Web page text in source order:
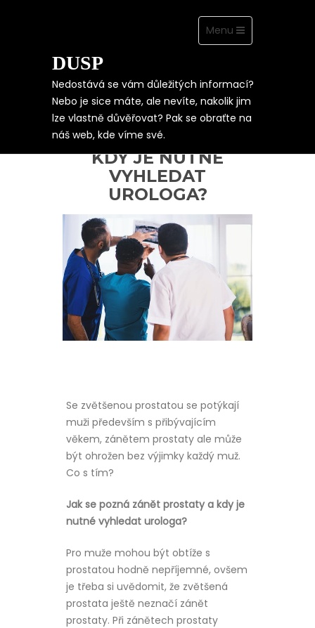
Toggle
navigation
Menu
DUSP
Nedostává se vám důležitých informací?
Nebo je sice máte, ale nevíte, nakolik jim
lze vlastně důvěřovat? Pak se obraťte na
náš web, kde víme své.
JAK SE POZNÁ
ZÁNĚT PROSTATY A
KDY JE NUTNÉ
VYHLEDAT
UROLOGA?
Se zvětšenou prostatou se potýkají
muži především s přibývajícím
věkem, zánětem prostaty ale může
být ohrožen bez výjimky každý muž.
Co s tím?
Jak se pozná zánět prostaty a kdy je
nutné vyhledat urologa?
Pro muže mohou být obtíže s
prostatou hodně nepříjemné, ovšem
je třeba si uvědomit, že zvětšená
prostata ještě neznačí zánět
prostaty. Při zánětech prostaty